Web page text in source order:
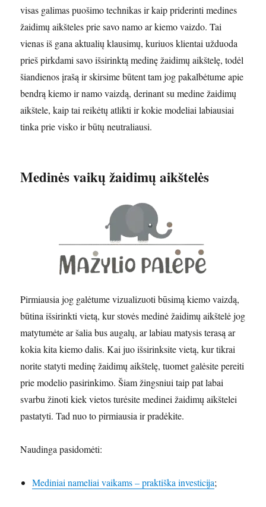
visas galimas puošimo technikas ir kaip priderinti medines
žaidimų aikšteles prie savo namo ar kiemo vaizdo. Tai
vienas iš gana aktualių klausimų, kuriuos klientai užduoda
prieš pirkdami savo išsirinktą medinę žaidimų aikštelę, todėl
šiandienos įrašą ir skirsime būtent tam jog pakalbėtume apie
bendrą kiemo ir namo vaizdą, derinant su medine žaidimų
aikštele, kaip tai reikėtų atlikti ir kokie modeliai labiausiai
tinka prie visko ir būtų neutraliausi.
Medinės vaikų žaidimų aikštelės
Pirmiausia jog galėtume vizualizuoti būsimą kiemo vaizdą,
būtina išsirinkti vietą, kur stovės medinė žaidimų aikštelė jog
matytumėte ar šalia bus augalų, ar labiau matysis terasą ar
kokia kita kiemo dalis. Kai juo išsirinksite vietą, kur tikrai
norite statyti medinę žaidimų aikštelę, tuomet galėsite pereiti
prie modelio pasirinkimo. Šiam žingsniui taip pat labai
svarbu žinoti kiek vietos turėsite medinei žaidimų aikštelei
pastatyti. Tad nuo to pirmiausia ir pradėkite.
Naudinga pasidomėti:
Mediniai nameliai vaikams – praktiška investicija;